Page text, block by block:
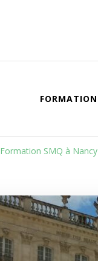
FORMATION
Formation SMQ à